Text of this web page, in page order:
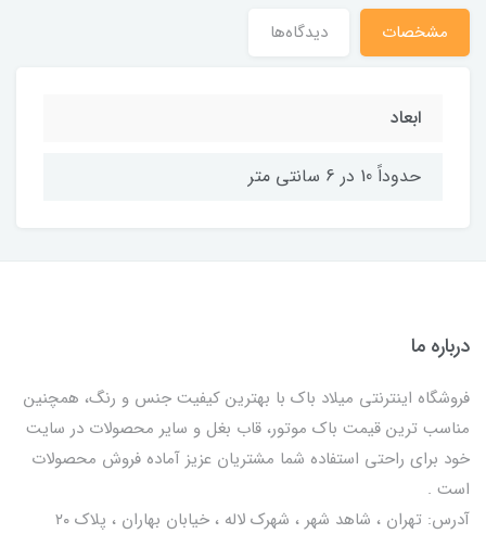
مشخصات دیدگاه‌ها
ابعاد
حدوداً 10 در 6 سانتی متر
درباره ما
فروشگاه اینترنتی میلاد باک با بهترین کیفیت جنس و رنگ، همچنین
مناسب ترین قیمت باک موتور، قاب بغل و سایر محصولات در سایت
خود برای راحتی استفاده شما مشتریان عزیز آماده فروش محصولات
است .
آدرس: تهران ، شاهد شهر ، شهرک لاله ، خیابان بهاران ، پلاک ۲۰